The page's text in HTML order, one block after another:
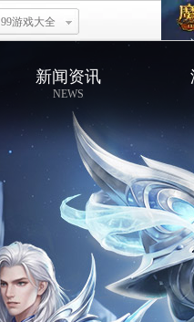
99游戏大全
新闻资讯
NEWS